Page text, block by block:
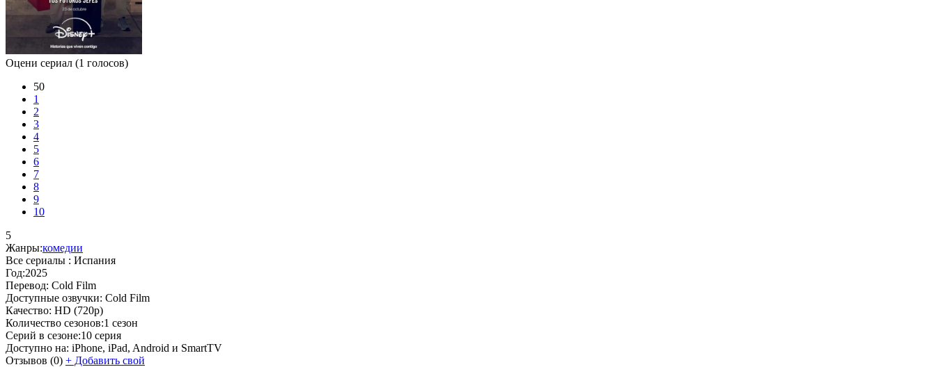
Оцени сериал (1 голосов)
50
1
2
3
4
5
6
7
8
9
10
5
Жанры:комедии
Все сериалы : Испания
Год:2025
Перевод: Cold Film
Доступные озвучки: Cold Film
Качество: HD (720p)
Количество сезонов:1 сезон
Серий в сезоне:10 серия
Доступно на: iPhone, iPad, Android и SmartTV
Отзывов (0) + Добавить свой